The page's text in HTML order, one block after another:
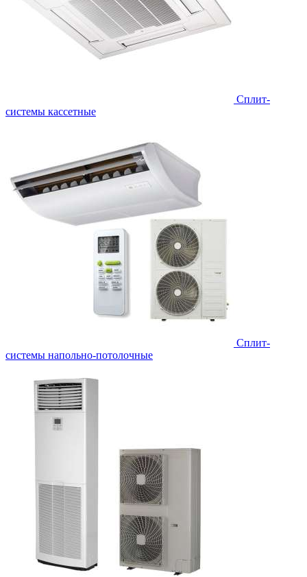
Сплит-
системы кассетные
Сплит-
системы напольно-потолочные